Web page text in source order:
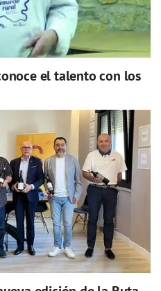
el talento con los